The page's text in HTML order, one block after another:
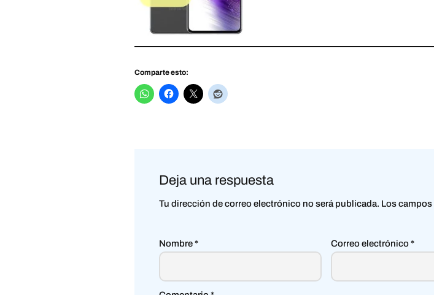
Comparte esto:
Deja una respuesta
Tu dirección de correo electrónico no será publicada. Los
Nombre* Correo electrónico*